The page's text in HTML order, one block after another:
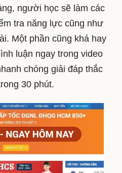
người học sẽ làm các
tra năng lực cũng như
Một phần cũng khá hay
luận ngay trong video
chóng giải đáp thắc
30 phút.